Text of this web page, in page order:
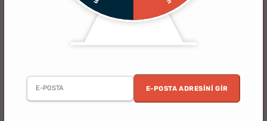
E-POSTA ADRESINI GIR
Fotoğraf Panosu